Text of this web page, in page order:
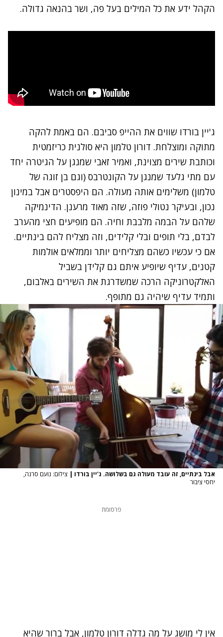
הקהל ידע את כל המילים בעל פה, ושר בהנאה גדולה.
ג'יין בורדו שווים את ההייפ סביבם. הם באמת להקה
מתוקה ומוצלחת. דורון טלמון היא סולנית כריזמטית
וכותבת שירים מצוינת, ואמיר זאבי שמנגן על הגיטרה יחד
עם מתי גלעד שמנגן על הקונטרבס (וגם בן זוגה של
טלמון) משלימים אותה מעולה. הם היפסטרים אבל במינון
נכון, ובעיקר נטולי פוזה, שזה מאוד מרענן. הדינמיקה
שלהם על הבמה מלבבת וחיה. הם מופיעים חצי מהערב
לבדם, בלי תופים ובלי קלידים, וזה מצליח להם בינתיים.
אם כי עכשיו כשהם מצליחים יותר וממלאים אולמות
קטנים, עדיף שיופיע איתם גם קלידן בשביל
האלקטרוניקה הרכה שמשדרגת את השירים באלבום,
ותמיד עדיף שיהיה גם מתופף.
אבל בינתיים, זה עובד מעולה גם בשלושה. ג'יין בורדו | צילום: נועם סרנה,
יחסי ציבור
פרסומת
אין לי מושג על מה גדלה דורון טלמון, אבל ברור שהיא